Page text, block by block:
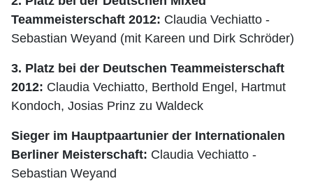
Teammeisterschaft 2012: Claudia Vechiatto -
Sebastian Weyand (mit Kareen und Dirk Schröder)
3. Platz bei der Deutschen Teammeisterschaft
2012: Claudia Vechiatto, Berthold Engel, Hartmut
Kondoch, Josias Prinz zu Waldeck
Sieger im Hauptpaartunier der Internationalen
Berliner Meisterschaft: Claudia Vechiatto -
Sebastian Weyand